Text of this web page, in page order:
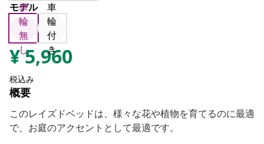
モデル
車
輪
無
し
車
輪
付
き
¥5,960
税込み
概要
このレイズドベッドは、様々な花や植物を育てるのに最適
で、お庭のアクセントとして最適です。